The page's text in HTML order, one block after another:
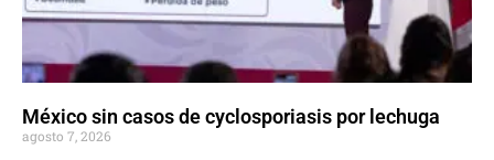
México sin casos de cyclosporiasis por lechuga
agosto 7, 2026